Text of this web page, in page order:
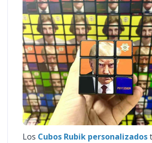
Los Cubos Rubik personalizados